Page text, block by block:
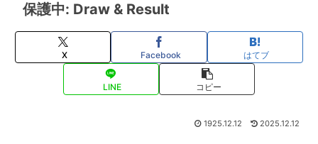
保護中: Draw & Result
X Facebook はてブ
LINE コピー
1925.12.12 2025.12.12